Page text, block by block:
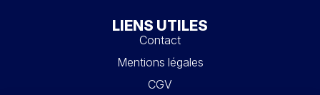
LIENS UTILES
Contact
Mentions légales
CGV